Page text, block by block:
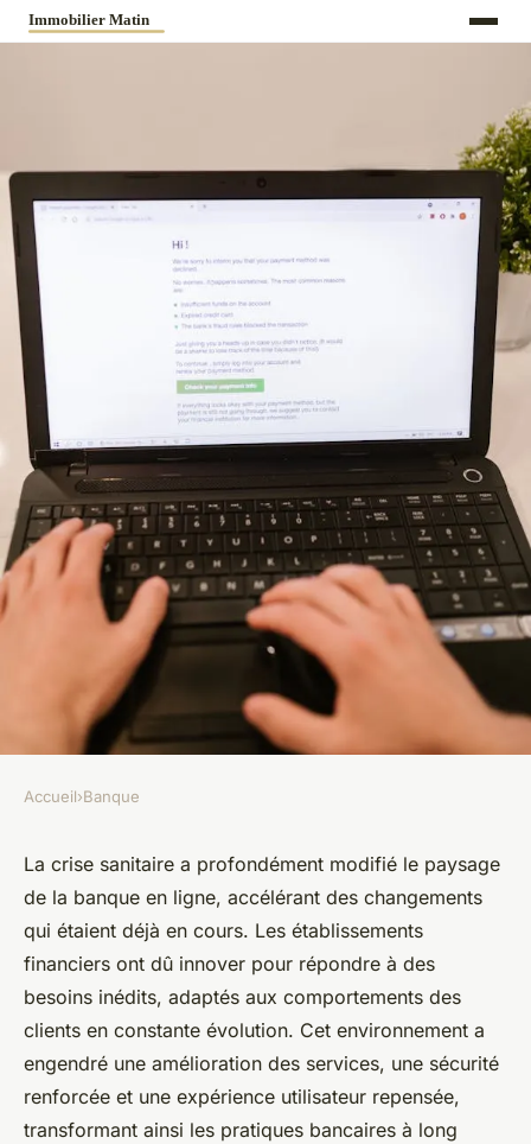
Banque en ligne : comment la
crise sanitaire a transformé
les services
sylviane• 9 janvier 2025•9 min de lecture
Accueil›Banque
La crise sanitaire a profondément modifié le paysage
de la banque en ligne, accélérant des changements
qui étaient déjà en cours. Les établissements
financiers ont dû innover pour répondre à des
besoins inédits, adaptés aux comportements des
clients en constante évolution. Cet environnement a
engendré une amélioration des services, une sécurité
renforcée et une expérience utilisateur repensée,
transformant ainsi les pratiques bancaires à long